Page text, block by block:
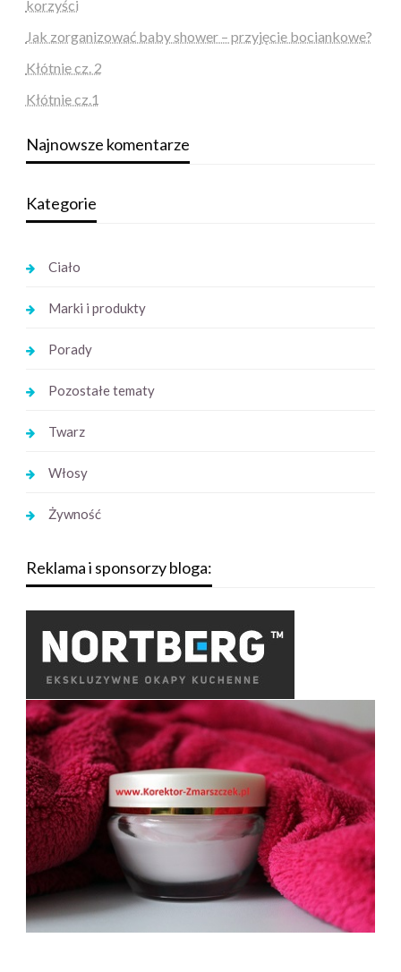
korzyści
Jak zorganizować baby shower – przyjęcie bociankowe?
Kłótnie cz. 2
Kłótnie cz.1
Najnowsze komentarze
Kategorie
Ciało
Marki i produkty
Porady
Pozostałe tematy
Twarz
Włosy
Żywność
Reklama i sponsorzy bloga: